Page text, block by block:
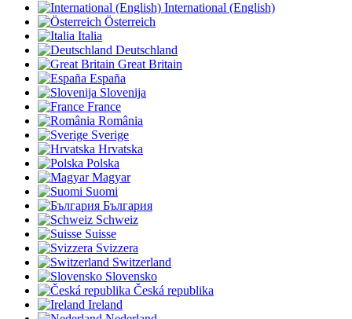
International (English)
Österreich
Italia
Deutschland
Great Britain
España
Slovenija
France
România
Sverige
Hrvatska
Polska
Magyar
Suomi
България
Schweiz
Suisse
Svizzera
Switzerland
Slovensko
Česká republika
Ireland